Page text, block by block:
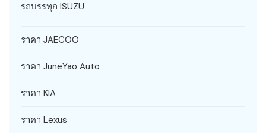
รถบรรทุก ISUZU
ราคา JAECOO
ราคา JuneYao Auto
ราคา KIA
ราคา Lexus